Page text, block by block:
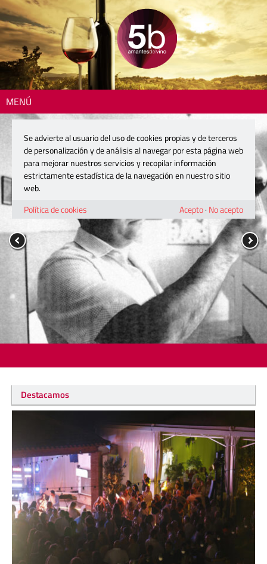
MENÚ
Destacamos
Se advierte al usuario del uso de cookies propias y de terceros
de personalización y de análisis al navegar por esta página web
para mejorar nuestros servicios y recopilar información
estrictamente estadística de la navegación en nuestro sitio
web.
Política de cookies
Acepto· No acepto